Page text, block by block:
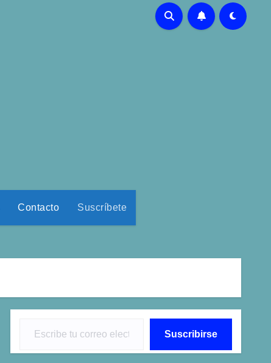
Contacto Suscríbete
Suscribirse